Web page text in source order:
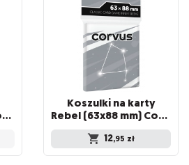
Rebel (63x88 mm) Corvus Medium, 100 sztuk
Koszulki na karty
Rebel (63x88 mm) Corvus Inner Sleeve Light, 100 sztuk
12,95 zł